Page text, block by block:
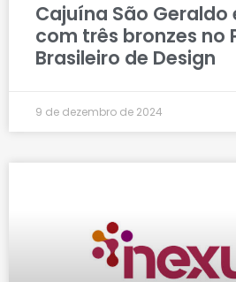
Cajuína São Geraldo
com três bronzes no
Brasileiro de Design
9 de dezembro de 2024